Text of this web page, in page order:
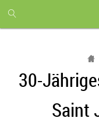
month
free
30-
Saint